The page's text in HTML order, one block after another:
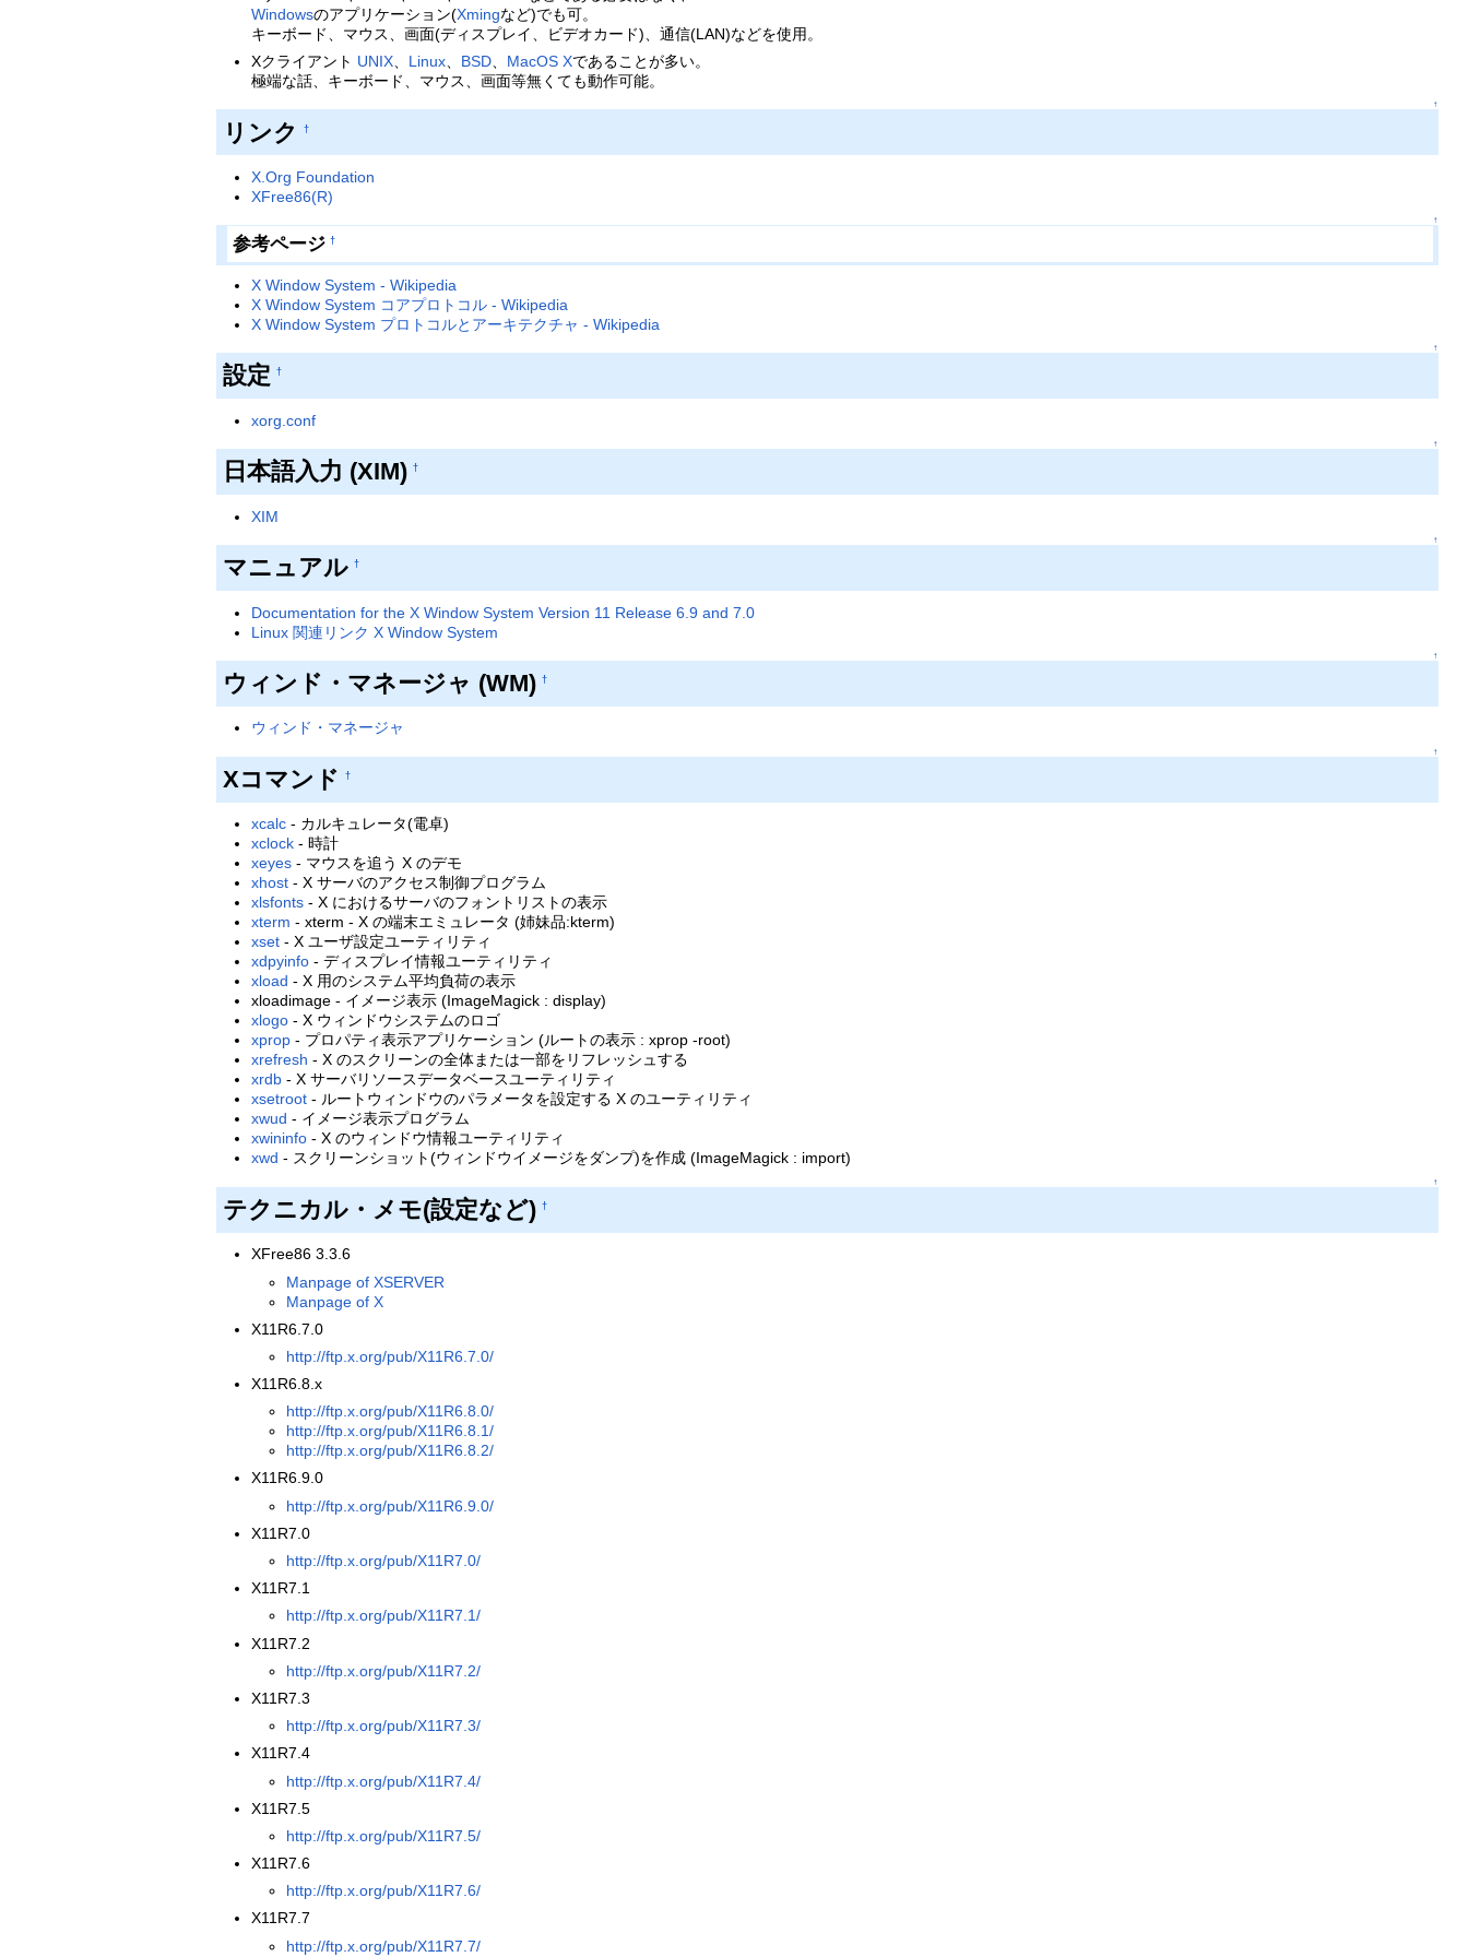
Windowsのアプリケーション(Xmingなど)でも可。
キーボード、マウス、画面(ディスプレイ、ビデオカード)、通信(LAN)などを使用。
Xクライアント UNIX、 Linux、 BSD、 MacOS Xであることが多い。
極端な話、キーボード、マウス、画面等無くても動作可能。
↑
リンク †
X.Org Foundation
XFree86(R)
↑
参考ページ †
X Window System - Wikipedia
X Window System コアプロトコル - Wikipedia
X Window System プロトコルとアーキテクチャ - Wikipedia
↑
設定 †
xorg.conf
↑
日本語入力 (XIM) †
XIM
↑
マニュアル †
Documentation for the X Window System Version 11 Release 6.9 and 7.0
Linux 関連リンク X Window System
↑
ウィンド・マネージャ (WM) †
ウィンド・マネージャ
↑
Xコマンド †
xcalc- カルキュレータ(電卓)
xclock- 時計
xeyes- マウスを追う X のデモ
xhost- X サーバのアクセス制御プログラム
xlsfonts- X におけるサーバのフォントリストの表示
xterm - xterm - X の端末エミュレータ (姉妹品:kterm)
xset- X ユーザ設定ユーティリティ
xdpyinfo- ディスプレイ情報ユーティリティ
xload - X 用のシステム平均負荷の表示
xloadimage - イメージ表示 (ImageMagick : display)
xlogo- X ウィンドウシステムのロゴ
xprop- プロパティ表示アプリケーション (ルートの表示 : xprop -root)
xrefresh - X のスクリーンの全体または一部をリフレッシュする
xrdb- X サーバリソースデータベースユーティリティ
xsetroot- ルートウィンドウのパラメータを設定する X のユーティリティ
xwud - イメージ表示プログラム
xwininfo- X のウィンドウ情報ユーティリティ
xwd - スクリーンショット(ウィンドウイメージをダンプ)を作成 (ImageMagick : import)
↑
テクニカル・メモ(設定など) †
XFree86 3.3.6
Manpage of XSERVER
Manpage of X
X11R6.7.0
http://ftp.x.org/pub/X11R6.7.0/
X11R6.8.x
http://ftp.x.org/pub/X11R6.8.0/
http://ftp.x.org/pub/X11R6.8.1/
http://ftp.x.org/pub/X11R6.8.2/
X11R6.9.0
http://ftp.x.org/pub/X11R6.9.0/
X11R7.0
http://ftp.x.org/pub/X11R7.0/
X11R7.1
http://ftp.x.org/pub/X11R7.1/
X11R7.2
http://ftp.x.org/pub/X11R7.2/
X11R7.3
http://ftp.x.org/pub/X11R7.3/
X11R7.4
http://ftp.x.org/pub/X11R7.4/
X11R7.5
http://ftp.x.org/pub/X11R7.5/
X11R7.6
http://ftp.x.org/pub/X11R7.6/
X11R7.7
http://ftp.x.org/pub/X11R7.7/